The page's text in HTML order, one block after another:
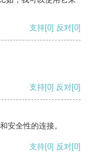
支持[0] 反对[0]
支持[0] 反对[0]
安全性的连接。
支持[0] 反对[0]